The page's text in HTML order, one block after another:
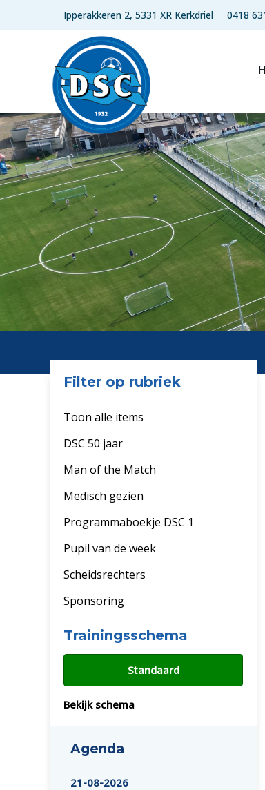
Ipperakkeren 2, 5331 XR Kerkdriel 0418
Filter op rubriek
Toon alle items
DSC 50 jaar
Man of the Match
Medisch gezien
Programmaboekje DSC 1
Pupil van de week
Scheidsrechters
Sponsoring
Trainingsschema
Standaard
Bekijk schema
Agenda
21-08-2026